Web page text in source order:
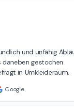
und unfähig
daneben gestochen.
in Umkleideraum.
Google